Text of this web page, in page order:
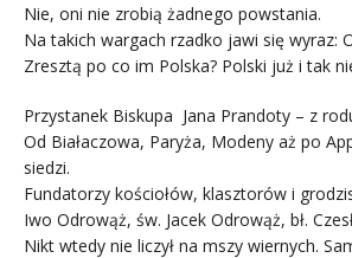
Nie, oni nie zrobią żadnego powstania.
Na takich wargach rzadko jawi się wyraz:
Zresztą po co im Polska? Polski już i tak
Przystanek Biskupa Jana Prandoty – z
Od Białaczowa, Paryża, Modeny aż po
siedzi.
Fundatorzy kościołów, klasztorów i
Iwo Odrowąż, św. Jacek Odrowąż, bł.
Nikt wtedy nie liczył na mszy wiernych.